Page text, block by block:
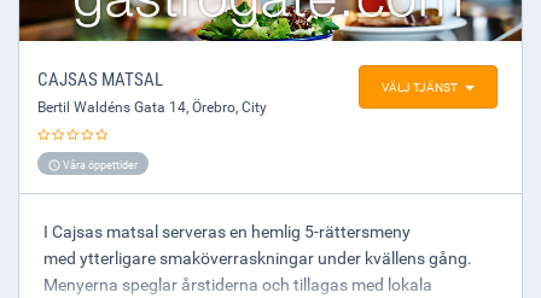
VÄLJ TJÄNST
CAJSAS MATSAL
Bertil Waldéns Gata 14, Örebro, City
Våra öppettider
I Cajsas matsal serveras en hemlig 5-rättersmeny
med ytterligare smaköverraskningar under kvällens gång.
Menyerna speglar årstiderna och tillagas med lokala